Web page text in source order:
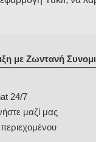
με Ζωντανή
24/7
μαζί μας